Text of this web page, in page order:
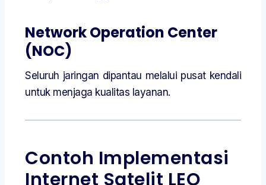
Network Operation Center
(NOC)
Seluruh jaringan dipantau melalui pusat kendali
untuk menjaga kualitas layanan.
Contoh Implementasi
Internet Satelit LEO